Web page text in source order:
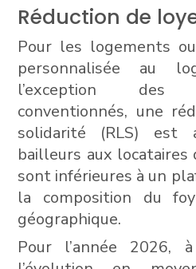
Réduction de
Pour les logements
personnalisée au
l’exception des
conventionnés, une
solidarité (RLS) est
bailleurs aux
sont inférieures à un
la composition du
géographique.
Pour l’année 2026,